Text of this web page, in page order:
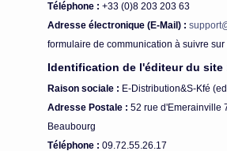
Téléphone : +33 (0)8 203 203 63
Adresse électronique (E-Mail) :
formulaire de communication à suivre sur
Identification de l'éditeur du site
Raison sociale : E-Distribution&S-Kfé
Adresse Postale : 52 rue d'Emerainville
Beaubourg
Téléphone : 09.72.55.26.17